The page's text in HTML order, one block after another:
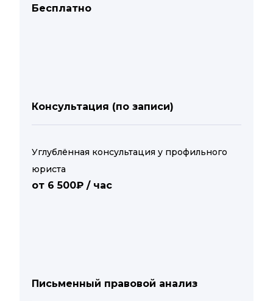
Бесплатно
Консультация (по записи)
Углублённая консультация у профильного
юриста
от 6 500₽ / час
Письменный правовой анализ